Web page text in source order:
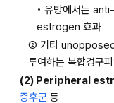
• 유방에서는
estrogen 효과
② 기타
투여하는 복합경구
(2) Peripheral
증후군 등